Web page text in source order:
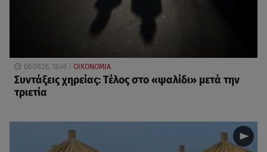
06.08.26, 18:49 ΟΙΚΟΝΟΜΙΑ
Συντάξεις χηρείας: Τέλος στο «ψαλίδι» μετά την
τριετία